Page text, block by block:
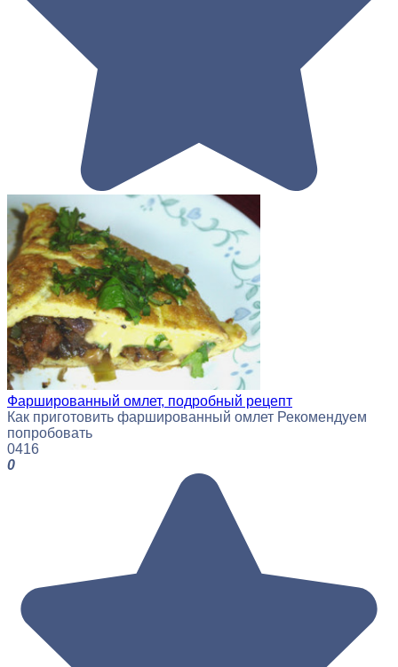
Фаршированный омлет, подробный рецепт
Как приготовить фаршированный омлет Рекомендуем
попробовать
0416
0